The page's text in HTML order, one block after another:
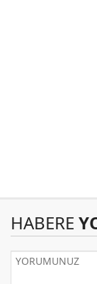
HABERE